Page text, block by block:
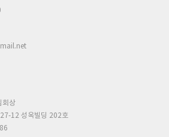
회상
12 성옥빌딩 202호